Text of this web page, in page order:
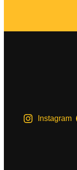
Instagram